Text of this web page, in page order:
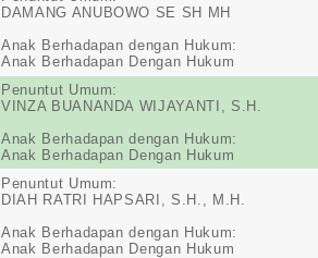
DAMANG ANUBOWO SE SH MH
Anak Berhadapan dengan Hukum:
Anak Berhadapan Dengan Hukum
Penuntut Umum:
VINZA BUANANDA WIJAYANTI, S.H.
Anak Berhadapan dengan Hukum:
Anak Berhadapan Dengan Hukum
Penuntut Umum:
DIAH RATRI HAPSARI, S.H., M.H.
Anak Berhadapan dengan Hukum:
Anak Berhadapan Dengan Hukum